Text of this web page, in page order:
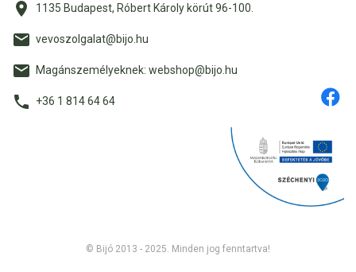
1135 Budapest, Róbert Károly körút 96-100.
vevoszolgalat@bijo.hu
Magánszemélyeknek: webshop@bijo.hu
+36 1 814 64 64
© Bijó 2013 - 2025. Minden jog fenntartva!